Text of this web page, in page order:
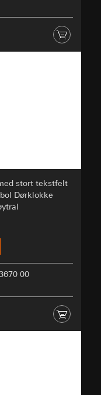
stort tekstfelt
Dørklokke
00